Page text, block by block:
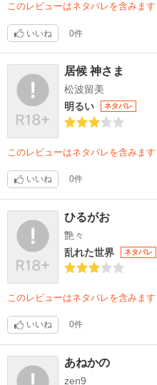
このレビューはネタバレを含みま
いいね 0件
居候 神さま
松波留美
明るい
ネタバレ
このレビューはネタバレを含みま
いいね 0件
ひるがお
艶々
乱れた世界
ネタバレ
このレビューはネタバレを含みま
いいね 0件
あねかの
zen9